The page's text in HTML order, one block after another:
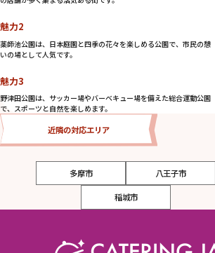
魅力2
薬師池公園は、日本庭園と四季の花々を楽しめる公園で、市民の憩
いの場として人気です。
魅力3
野津田公園は、サッカー場やバーベキュー場を備えた総合運動公園
で、スポーツと自然を楽しめます。
近隣の対応エリア
多摩市 八王子市
稲城市